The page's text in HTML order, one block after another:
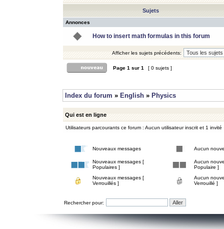
Sujets
Annonces
How to insert math formulas in this forum
Afficher les sujets précédents:
Page 1 sur 1 [ 0 sujets ]
Index du forum » English » Physics
Qui est en ligne
Utilisateurs parcourants ce forum : Aucun utilisateur inscrit et 1 invité
Nouveaux messages Aucun
Nouveaux messages [
Populaires ]
Aucun
Populaire ]
Nouveaux messages [
Verrouillés ]
Aucun
Verrouillé ]
Rechercher pour: